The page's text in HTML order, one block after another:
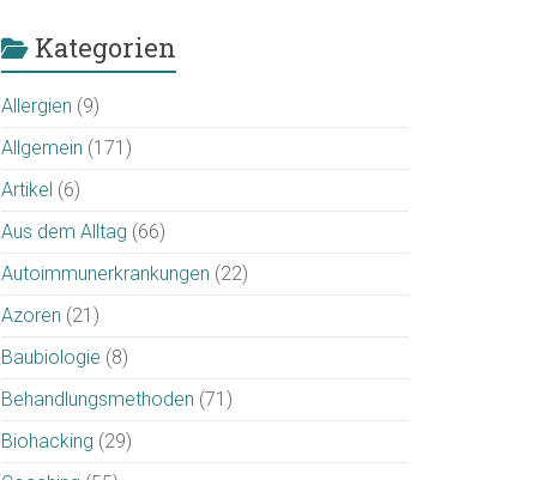
Kategorien
Allergien (9)
Allgemein (171)
Artikel (6)
Aus dem Alltag (66)
Autoimmunerkrankungen (22)
Azoren (21)
Baubiologie (8)
Behandlungsmethoden (71)
Biohacking (29)